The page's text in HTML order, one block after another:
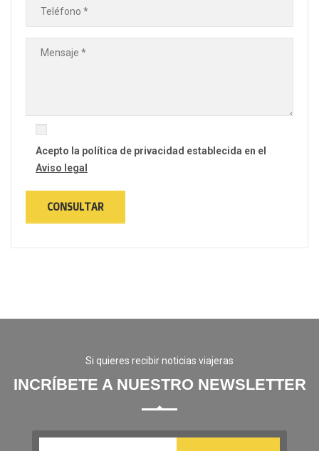
Acepto la política de privacidad establecida en el
Aviso legal
Si quieres recibir noticias viajeras
INCRÍBETE A NUESTRO NEWSLETTER